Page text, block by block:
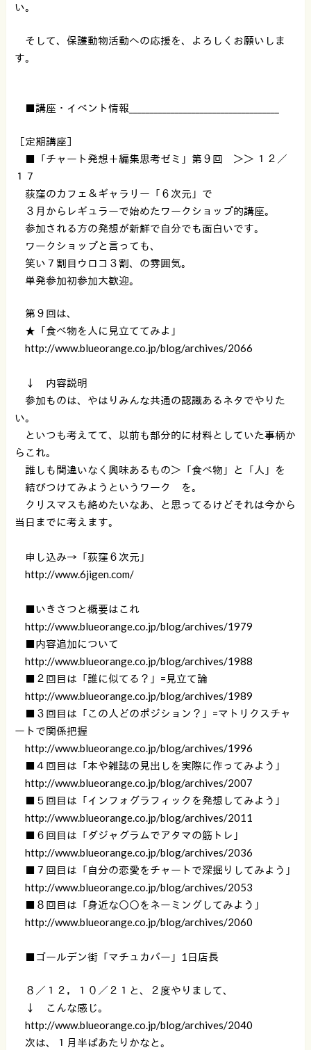
い。
そして、保護動物活動への応援を、よろしくお願いしま
す。
■講座・イベント情報____________________________________
［定期講座］
■「チャート発想＋編集思考ゼミ」第９回 ＞＞ １２／
１７
荻窪のカフェ＆ギャラリー「６次元」で
３月からレギュラーで始めたワークショップ的講座。
参加される方の発想が新鮮で自分でも面白いです。
ワークショップと言っても、
笑い７割目ウロコ３割、の雰囲気。
単発参加初参加大歓迎。
第９回は、
★「食べ物を人に見立ててみよ」
http://www.blueorange.co.jp/blog/archives/2066
↓ 内容説明
参加ものは、やはりみんな共通の認識あるネタでやりた
い。
といつも考えてて、以前も部分的に材料としていた事柄か
らこれ。
誰しも間違いなく興味あるもの＞「食べ物」と「人」を
結びつけてみようというワーク を。
クリスマスも絡めたいなあ、と思ってるけどそれは今から
当日までに考えます。
申し込み→「荻窪６次元」
http://www.6jigen.com/
■いきさつと概要はこれ
http://www.blueorange.co.jp/blog/archives/1979
■内容追加について
http://www.blueorange.co.jp/blog/archives/1988
■２回目は「誰に似てる？」=見立て論
http://www.blueorange.co.jp/blog/archives/1989
■３回目は「この人どのポジション？」=マトリクスチャ
ートで関係把握
http://www.blueorange.co.jp/blog/archives/1996
■４回目は「本や雑誌の見出しを実際に作ってみよう」
http://www.blueorange.co.jp/blog/archives/2007
■５回目は「インフォグラフィックを発想してみよう」
http://www.blueorange.co.jp/blog/archives/2011
■６回目は「ダジャグラムでアタマの筋トレ」
http://www.blueorange.co.jp/blog/archives/2036
■７回目は「自分の恋愛をチャートで深掘りしてみよう」
http://www.blueorange.co.jp/blog/archives/2053
■８回目は「身近な○○をネーミングしてみよう」
http://www.blueorange.co.jp/blog/archives/2060
■ゴールデン街「マチュカバー」1日店長
８／１２，１０／２１と、２度やりまして、
↓ こんな感じ。
http://www.blueorange.co.jp/blog/archives/2040
次は、１月半ばあたりかなと。